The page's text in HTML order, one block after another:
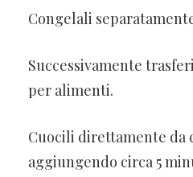
Congelali
Successivamente
per alimenti.
Cuocili direttamente da
aggiungendo circa 5